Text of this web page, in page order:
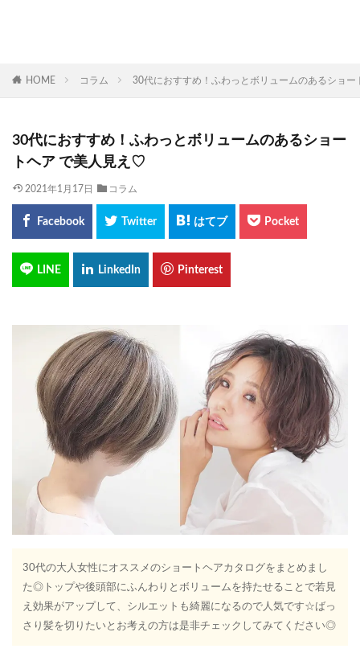
HOME コラム 30代におすすめ！ふわっとボリュームのあるショ
30代におすすめ！ふわっとボリュームのあるショー
トヘア で美人見え♡
2021年1月17日 コラム
30代の大人女性にオススメのショートヘアカタログをまとめまし
た◎トップや後頭部にふんわりとボリュームを持たせることで若見
え効果がアップして、シルエットも綺麗になるので人気です☆ばっ
さり髪を切りたいとお考えの方は是非チェックしてみてください◎